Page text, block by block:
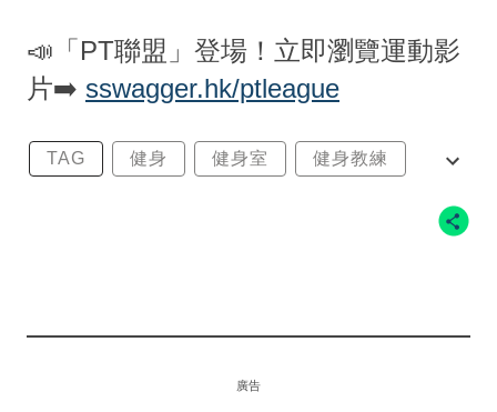
📣「PT聯盟」登場！立即瀏覽運動影
片➡️ sswagger.hk/ptleague
TAG 健身 健身室 健身教練
廣告